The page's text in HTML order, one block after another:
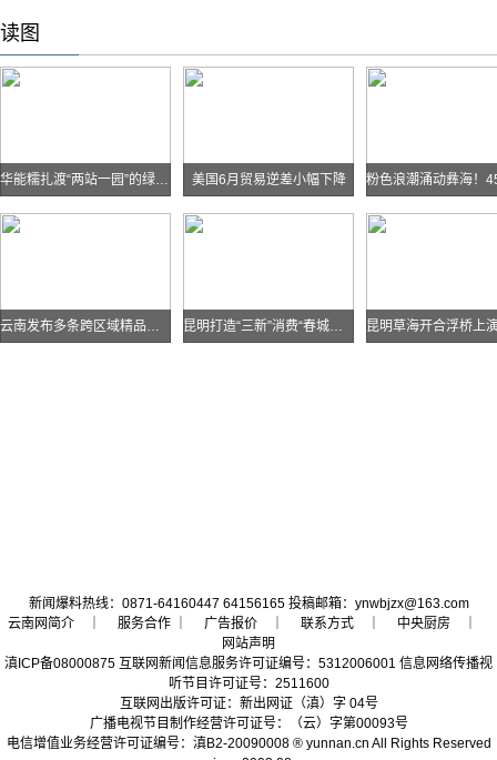
读图
华能糯扎渡“两站一园”的绿色实践 美国6月贸易逆差小幅下降
云南发布多条跨区域精品自驾线路 昆明打造“三新”消费“春城样板”
新闻爆料热线：0871-64160447 64156165 投稿邮箱：ynwbjzx@163.com
云南网简介｜ 服务合作 ｜ 广告报价｜ 联系方式｜ 中央厨房
网站声明
滇ICP备08000875 互联网新闻信息服务许可证编号：5312006001 信息网络传播视
听节目许可证号：2511600
互联网出版许可证：新出网证（滇）字 04号
广播电视节目制作经营许可证号：（云）字第00093号
电信增值业务经营许可证编号： 滇B2-20090008® yunnan.cn All Rights Reserved